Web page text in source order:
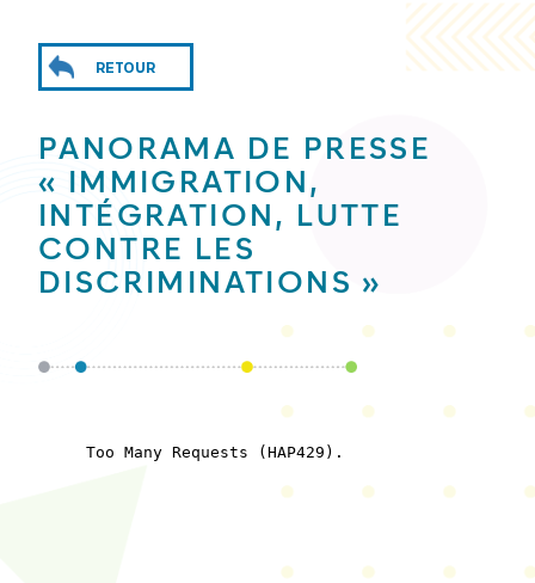
RETOUR
PANORAMA DE PRESSE
« IMMIGRATION,
INTÉGRATION, LUTTE
CONTRE LES
DISCRIMINATIONS »